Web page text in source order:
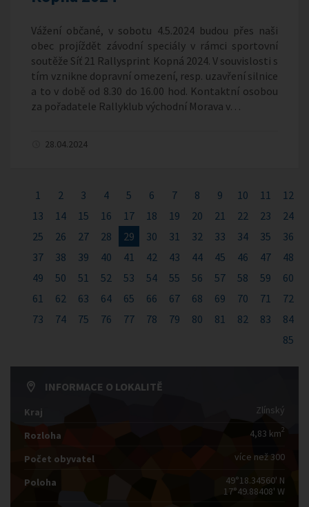
Vážení občané, v sobotu 4.5.2024 budou přes naši
obec projíždět závodní speciály v rámci sportovní
soutěže Síť 21 Rallysprint Kopná 2024. V souvislosti s
tím vznikne dopravní omezení, resp. uzavření silnice
a to v době od 8.30 do 16.00 hod. Kontaktní osobou
za pořadatele Rallyklub východní Morava v…
28.04.2024
1 2 3 4 5 6 7 8 9 10 11
12
13
14 15 16 17 18 19 20 21 22 23
24
25
26 27 28 29 30 31 32 33 34 35
36
37
38 39 40 41 42 43 44 45 46 47
48
49
50 51 52 53 54 55 56 57 58 59
60
61
62 63 64 65 66 67 68 69 70 71
72
73
74 75 76 77 78 79 80 81 82 83
84
85
INFORMACE O LOKALITĚ
Kraj Zlínský
Rozloha 4,83 km2
Počet obyvatel více než 300
Poloha
49°18.34560' N
17°49.88408' W